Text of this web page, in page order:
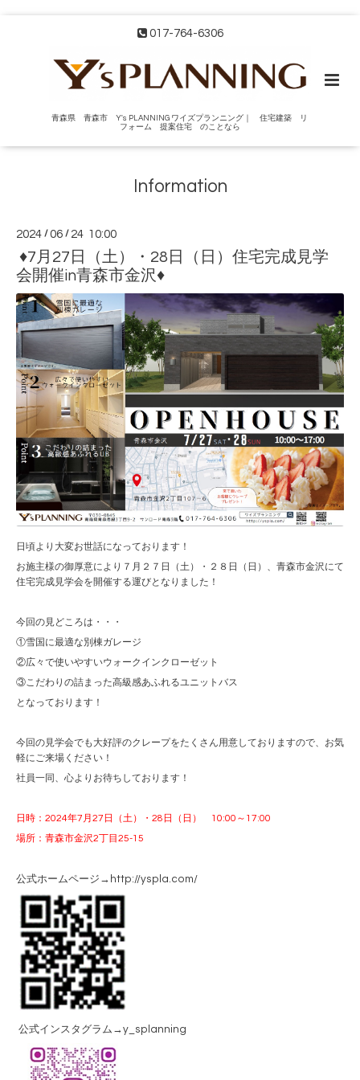
017-764-6306
青森県 青森市 Y's PLANNING ワイズプランニング｜ 住宅建築 リ
フォーム 提案住宅 のことなら
Information
2024 /06 / 24 10:00
♦7月27日（土）・28日（日）住宅完成見学
会開催in青森市金沢♦
日頃より大変お世話になっております！
お施主様の御厚意により７月２７日（土）・２８日（日）、青森市金沢にて
住宅完成見学会を開催する運びとなりました！
今回の見どころは・・・
①雪国に最適な別棟ガレージ
②広々で使いやすいウォークインクローゼット
③こだわりの詰まった高級感あふれるユニットバス
となっております！
今回の見学会でも大好評のクレープをたくさん用意しておりますので、お気
軽にご来場ください！
社員一同、心よりお待ちしております！
日時：2024年7月27日（土）・28日（日） 10:00～17:00
場所：青森市金沢2丁目25-15
公式ホームページ→http://yspla.com/
公式インスタグラム→y_splanning